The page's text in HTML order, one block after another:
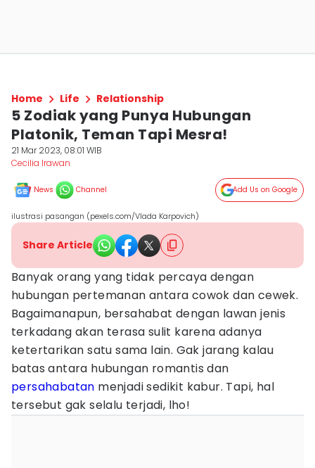
Home Life Relationship
5 Zodiak yang Punya Hubungan
Platonik, Teman Tapi Mesra!
21 Mar 2023, 08:01 WIB
Cecilia Irawan
News Channel Add Us on Google
ilustrasi pasangan (pexels.com/Vlada Karpovich)
Share Article
Banyak orang yang tidak percaya dengan
hubungan pertemanan antara cowok dan cewek.
Bagaimanapun, bersahabat dengan lawan jenis
terkadang akan terasa sulit karena adanya
ketertarikan satu sama lain. Gak jarang kalau
batas antara hubungan romantis dan
persahabatan menjadi sedikit kabur. Tapi, hal
tersebut gak selalu terjadi, lho!